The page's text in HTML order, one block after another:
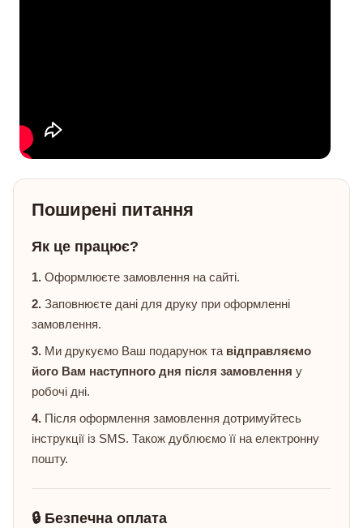
Поширені питання
Як це працює?
1. Оформлюєте замовлення на сайті.
2. Заповнюєте дані для друку при оформленні
замовлення.
3. Ми друкуємо Ваш подарунок та відправляємо
його Вам наступного дня після замовлення у
робочі дні.
4. Після оформлення замовлення дотримуйтесь
інструкції із SMS. Також дублюємо її на електронну
пошту.
🔒 Безпечна оплата